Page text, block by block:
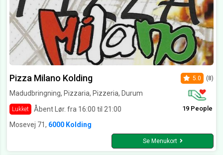
Pizza Milano Kolding
Madudbringning, Pizzaria, Pizzeria, Durum
Lukket Åbent Lør. fra 16:00 til 21:00
5.0 (8)
19 People
Mosevej 71, 6000 Kolding
Se Menukort